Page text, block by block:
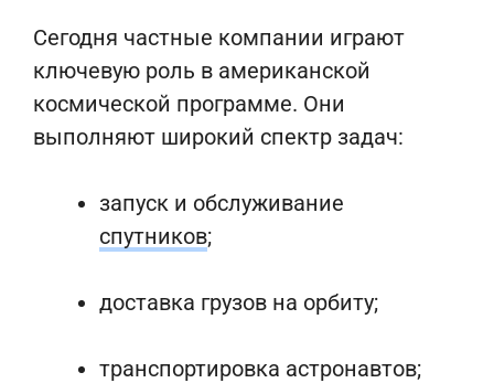
Сегодня частные компании играют
ключевую роль в американской
космической программе. Они
выполняют широкий спектр задач:
запуск и обслуживание
спутников;
доставка грузов на орбиту;
транспортировка астронавтов;